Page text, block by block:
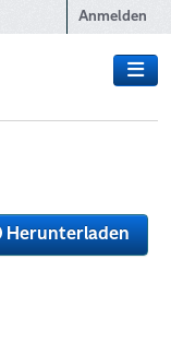
Anmelden
Herunterladen